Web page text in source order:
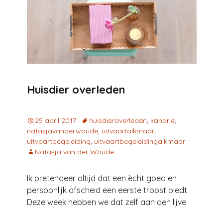
Huisdier overleden
25 april 2017 huisdieroverleden, kanarie,
natasjavanderwoude, uitvaartalkmaar,
uitvaartbegeleiding, uitvaartbegeleidingalkmaar
Natasja van der Woude
Ik pretendeer altijd dat een ècht goed en
persoonlijk afscheid een eerste troost biedt.
Deze week hebben we dat zelf aan den lijve